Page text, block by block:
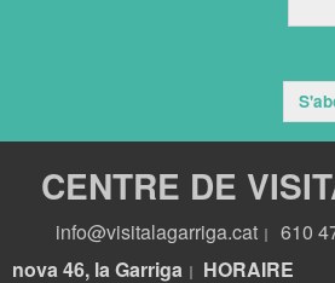
CENTRE DE
info@visitalagarriga.cat 610
nova 46, la Garriga
HORAIRE